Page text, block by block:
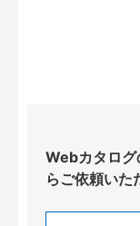
Webカタログ
らご依頼いた